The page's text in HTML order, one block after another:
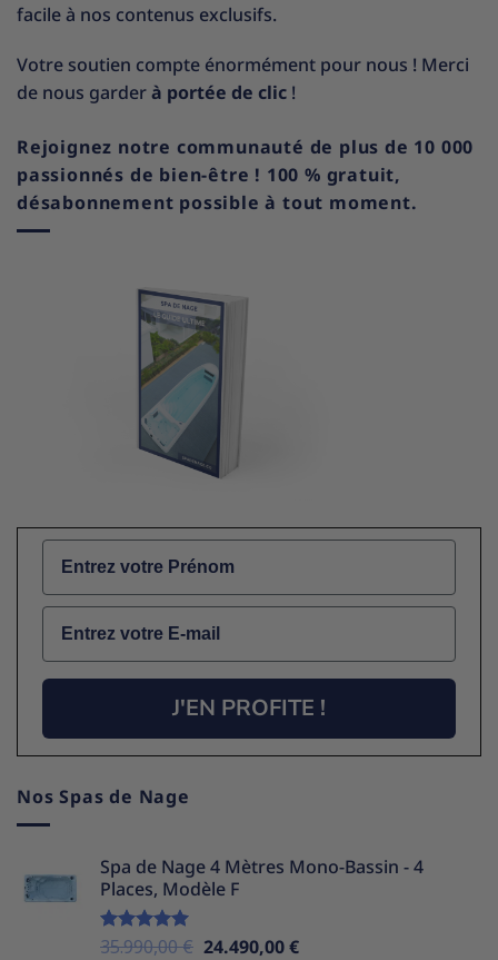
facile à nos contenus exclusifs.
Votre soutien compte énormément pour nous ! Merci
de nous garderà portée de clic !
Rejoignez notre communauté de plus de 10 000
passionnés de bien-être ! 100 % gratuit,
désabonnement possible à tout moment.
Name
Email
J'EN PROFITE !
Nos Spas de Nage
Spa de Nage 4 Mètres Mono-Bassin - 4
Places, Modèle F
Note5.00
35.990,00€ Le
24.490,00€Le